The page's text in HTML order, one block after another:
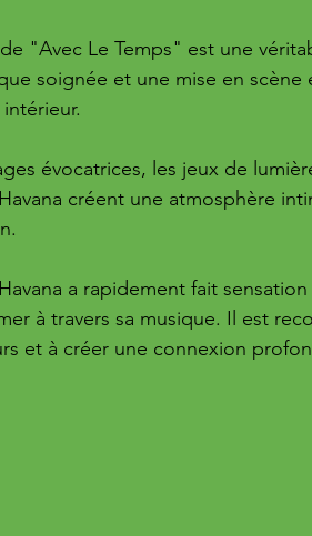
"Avec Le Temps" est une
soignée et une mise en
évocatrices, les jeux de
créent une atmosphère
a rapidement fait
à travers sa musique. Il est
et à créer une connexion